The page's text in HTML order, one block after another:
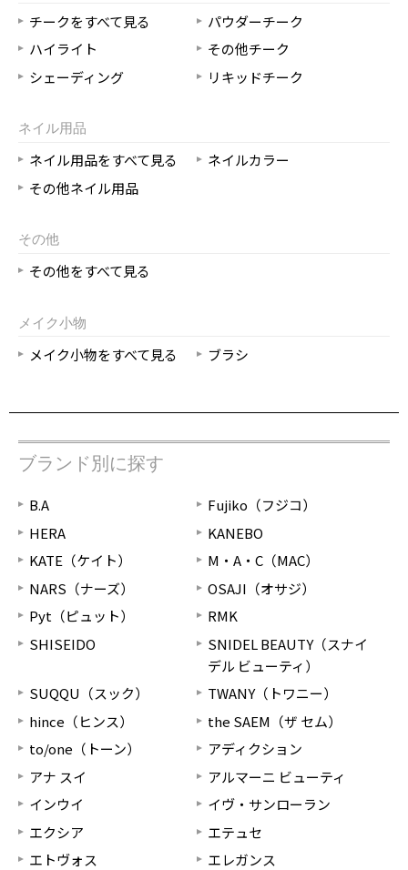
チークをすべて見る
パウダーチーク
ハイライト
その他チーク
シェーディング
リキッドチーク
ネイル用品
ネイル用品をすべて見る
ネイルカラー
その他ネイル用品
その他
その他をすべて見る
メイク小物
メイク小物をすべて見る ブラシ
ブランド別に探す
B.A
Fujiko（フジコ）
HERA
KANEBO
KATE（ケイト）
M・A・C（MAC）
NARS（ナーズ）
OSAJI（オサジ）
Pyt（ピュット）
RMK
SHISEIDO
SNIDEL BEAUTY（スナイ
デル ビューティ）
SUQQU（スック）
TWANY（トワニー）
hince（ヒンス）
the SAEM（ザ セム）
to/one（トーン）
アディクション
アナ スイ
アルマーニ ビューティ
インウイ
イヴ・サンローラン
エクシア
エテュセ
エトヴォス
エレガンス